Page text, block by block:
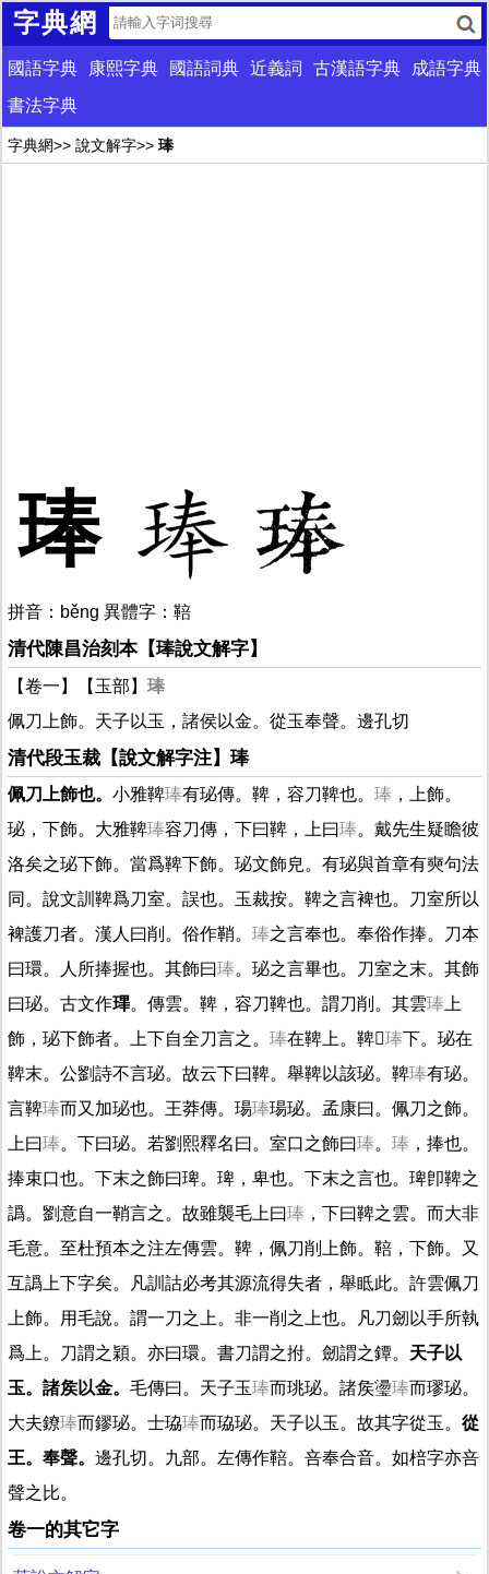
字典網
國語字典 康熙字典 國語詞典 近義詞 古漢語字典
成語字典
書法字典
字典網>> 說文解字>> 琫
琫
拼音：běng 異體字：鞛
清代陳昌治刻本【琫說文解字】
【卷一】【玉部】 琫
佩刀上飾。天子以玉，諸侯以金。從玉奉聲。邊孔切
清代段玉裁【說文解字注】琫
佩刀上飾也。 小雅鞞琫有珌傳。鞞，容刀鞞也。 琫 ，上飾。
珌，下飾。大雅鞞琫容刀傳，下曰鞞，上曰琫。戴先生疑瞻彼
洛矣之珌下飾。當爲鞞下飾。珌文飾皃。有珌與首章有奭句法
同。說文訓鞞爲刀室。誤也。玉裁按。鞞之言裨也。刀室所以
裨護刀者。漢人曰削。俗作鞘。 琫之言奉也。奉俗作捧。刀本
曰環。人所捧握也。其飾曰琫。珌之言畢也。刀室之末。其飾
曰珌。古文作㻫。傳雲。鞞，容刀鞞也。謂刀削。其雲琫 上
飾，珌下飾者。上下自全刀言之。 琫在鞞上。鞞𡉄琫下。珌在
鞞末。公劉詩不言珌。故云下曰鞞。舉鞞以該珌。鞞琫有珌。
言鞞琫而又加珌也。王莽傳。瑒琫瑒珌。孟康曰。佩刀之飾。
上曰琫。下曰珌。若劉熙釋名曰。室口之飾曰琫。 琫 ，捧也。
捧束口也。下末之飾曰琕。琕，卑也。下末之言也。琕卽鞞之
譌。劉意自一鞘言之。故雖襲毛上曰琫 ，下曰鞞之雲。而大非
毛意。至杜預本之注左傳雲。鞞，佩刀削上飾。鞛，下飾。又
互譌上下字矣。凡訓詁必考其源流得失者，舉眡此。許雲佩刀
上飾。用毛說。謂一刀之上。非一削之上也。凡刀劒以手所執
爲上。刀謂之穎。亦曰環。書刀謂之拊。劒謂之鐔。 天子以
玉。諸矦以金。 毛傳曰。天子玉琫而珧珌。諸矦璗琫而璆珌。
大夫鐐琫而鏐珌。士珕琫而珕珌。天子以玉。故其字從玉。 從
王。奉聲。 邊孔切。九部。左傳作鞛。咅奉合音。如棓字亦咅
聲之比。
卷一的其它字